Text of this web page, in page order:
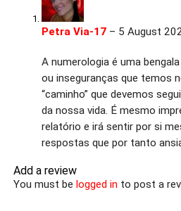
Petra Via-17 – 5 August
A numerologia é uma
ou inseguranças que temos
“caminho” que devemos
da nossa vida. É mesmo
relatório e irá sentir por si
respostas que por tanto
Add a review
You must be logged into post a